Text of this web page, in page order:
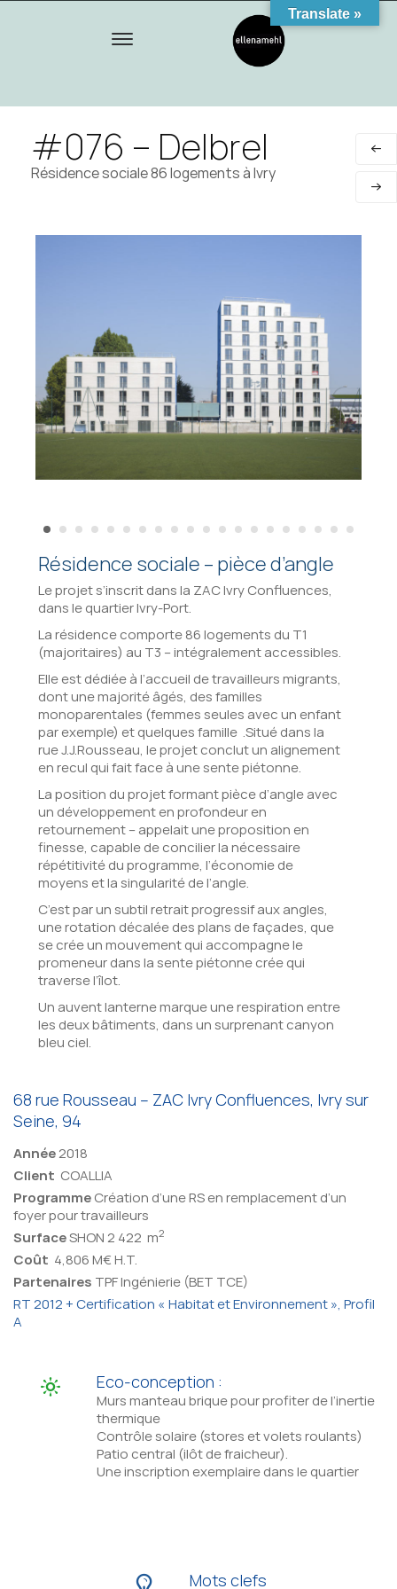
#076 – Delbrel
Résidence sociale 86 logements à Ivry
Résidence sociale – pièce d’angle
Le projet s’inscrit dans la ZAC Ivry Confluences,
dans le quartier Ivry-Port.
La résidence comporte 86 logements du T1
(majoritaires) au T3 – intégralement accessibles.
Elle est dédiée à l’accueil de travailleurs migrants,
dont une majorité âgés, des familles
monoparentales (femmes seules avec un enfant
par exemple) et quelques famille .Situé dans la
rue J.J.Rousseau, le projet conclut un alignement
en recul qui fait face à une sente piétonne.
La position du projet formant pièce d’angle avec
un développement en profondeur en
retournement – appelait une proposition en
finesse, capable de concilier la nécessaire
répétitivité du programme, l’économie de
moyens et la singularité de l’angle.
C’est par un subtil retrait progressif aux angles,
une rotation décalée des plans de façades, que
se crée un mouvement qui accompagne le
promeneur dans la sente piétonne crée qui
traverse l’îlot.
Un auvent lanterne marque une respiration entre
les deux bâtiments, dans un surprenant canyon
bleu ciel.
68 rue Rousseau – ZAC Ivry Confluences, Ivry sur
Seine, 94
Année2018
Client COALLIA
ProgrammeCréation d’une RS en remplacement d’un
foyer pour travailleurs
SurfaceSHON 2 422 m2
Coût 4,806 M€ H.T.
Partenaires TPF Ingénierie (BET TCE)
RT 2012 + Certification « Habitat et Environnement », Profil
A
Eco-conception :
Murs manteau brique pour profiter de l’inertie
thermique
Contrôle solaire (stores et volets roulants)
Patio central (ilôt de fraicheur).
Une inscription exemplaire dans le quartier
Mots clefs
Translate »